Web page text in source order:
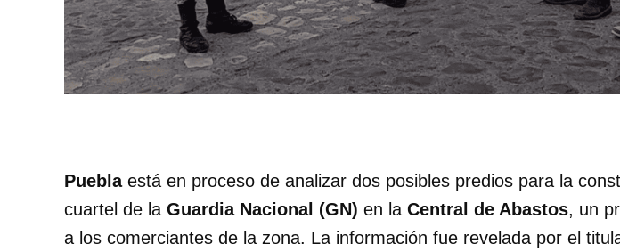
Pueblaestá en proceso de analizar dos posibles predios para la
cuartel de la Guardia Nacional (GN) en la Central de Abastos, un
a los comerciantes de la zona. La información fue revelada por el